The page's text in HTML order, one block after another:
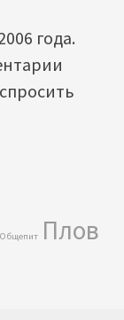
года.
Общепит Плов